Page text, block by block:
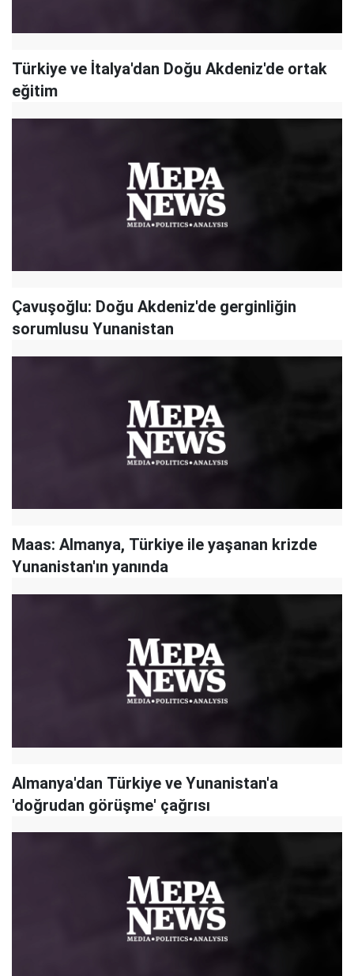
Türkiye ve İtalya'dan Doğu Akdeniz'de ortak
eğitim
Çavuşoğlu: Doğu Akdeniz'de gerginliğin
sorumlusu Yunanistan
Maas: Almanya, Türkiye ile yaşanan krizde
Yunanistan'ın yanında
Almanya'dan Türkiye ve Yunanistan'a
'doğrudan görüşme' çağrısı